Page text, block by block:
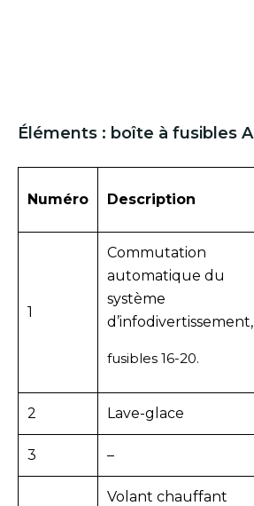
Éléments : boîte à fusibles A
Numéro Description
1
Commutation
automatique du
système
d’infodivertissement,
fusibles 16-20.
2 Lave-glace
3 –
Volant chauffant